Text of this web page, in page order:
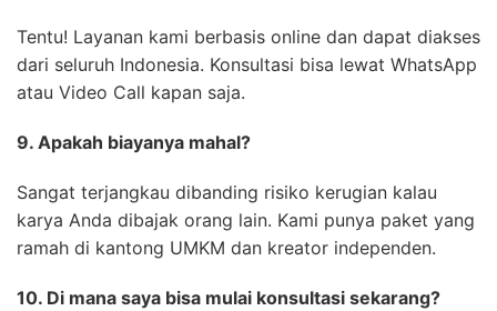
Tentu! Layanan kami berbasis online dan dapat diakses
dari seluruh Indonesia. Konsultasi bisa lewat WhatsApp
atau Video Call kapan saja.
9. Apakah biayanya mahal?
Sangat terjangkau dibanding risiko kerugian kalau
karya Anda dibajak orang lain. Kami punya paket yang
ramah di kantong UMKM dan kreator independen.
10. Di mana saya bisa mulai konsultasi sekarang?